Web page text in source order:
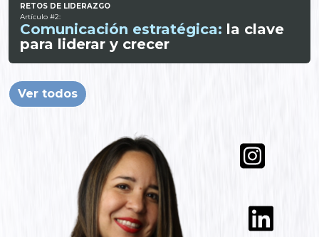
RETOS DE LIDERAZGO
Artículo #2:
Comunicación estratégica: la clave
para liderar y crecer
Ver todos